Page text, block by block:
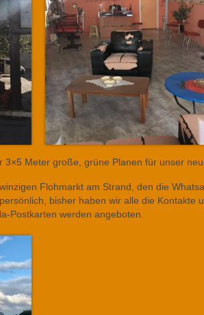
3×5 Meter große, grüne Planen für unser
Flohmarkt am Strand, den die
bisher haben wir alle die Kontakte
Postkarten werden angeboten.